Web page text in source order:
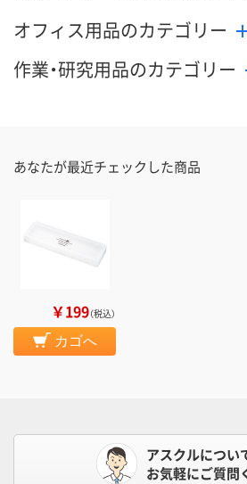
オフィス用品のカテゴリー
作業・研究用品のカテゴリー
あなたが最近チェックした商品
￥199（税込）
カゴへ
アスクルについ
お気軽にご質問